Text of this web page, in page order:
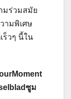
มร่วมสมัย
ามพิเศษ
ร็วๆ นี้ใน
ซูม